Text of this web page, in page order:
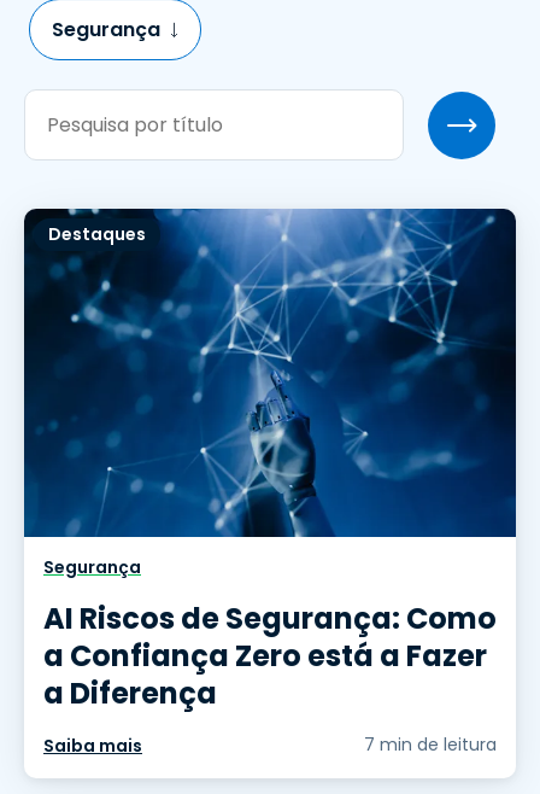
Segurança
Destaques
Segurança
AI Riscos de Segurança: Como
a Confiança Zero está a Fazer
a Diferença
Saiba mais 7 min de leitura